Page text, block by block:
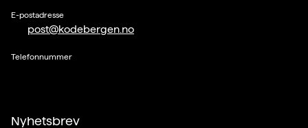
E-postadresse
post@kodebergen.no
Telefonnummer
Nyhetsbrev